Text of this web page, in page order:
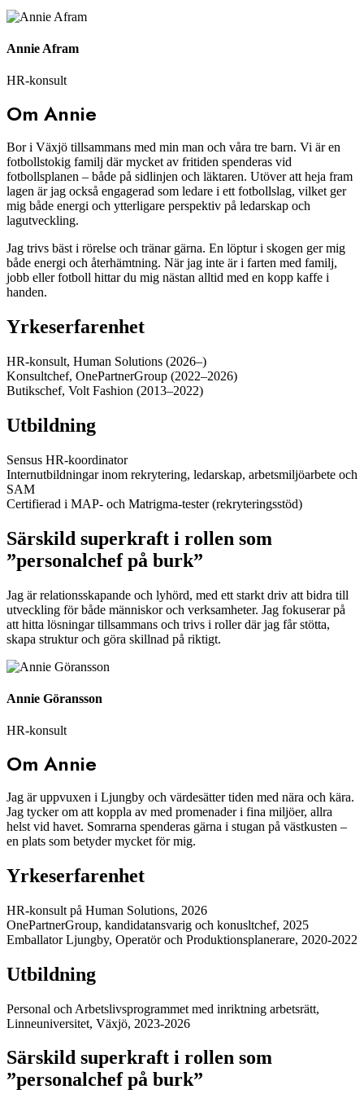
Annie Afram
HR-konsult
Om Annie
Bor i Växjö tillsammans med min man och våra tre barn. Vi är en
fotbollstokig familj där mycket av fritiden spenderas vid
fotbollsplanen – både på sidlinjen och läktaren. Utöver att heja fram
lagen är jag också engagerad som ledare i ett fotbollslag, vilket ger
mig både energi och ytterligare perspektiv på ledarskap och
lagutveckling.
Jag trivs bäst i rörelse och tränar gärna. En löptur i skogen ger mig
både energi och återhämtning. När jag inte är i farten med familj,
jobb eller fotboll hittar du mig nästan alltid med en kopp kaffe i
handen.
Yrkeserfarenhet
HR-konsult, Human Solutions (2026–)
Konsultchef, OnePartnerGroup (2022–2026)
Butikschef, Volt Fashion (2013–2022)
Utbildning
Sensus HR-koordinator
Internutbildningar inom rekrytering, ledarskap, arbetsmiljöarbete och
SAM
Certifierad i MAP- och Matrigma-tester (rekryteringsstöd)
Särskild superkraft i rollen som
”personalchef på burk”
Jag är relationsskapande och lyhörd, med ett starkt driv att bidra till
utveckling för både människor och verksamheter. Jag fokuserar på
att hitta lösningar tillsammans och trivs i roller där jag får stötta,
skapa struktur och göra skillnad på riktigt.
Annie Göransson
HR-konsult
Om Annie
Jag är uppvuxen i Ljungby och värdesätter tiden med nära och kära.
Jag tycker om att koppla av med promenader i fina miljöer, allra
helst vid havet. Somrarna spenderas gärna i stugan på västkusten –
en plats som betyder mycket för mig.
Yrkeserfarenhet
HR-konsult på Human Solutions, 2026
OnePartnerGroup, kandidatansvarig och konusltchef, 2025
Emballator Ljungby, Operatör och Produktionsplanerare, 2020-2022
Utbildning
Personal och Arbetslivsprogrammet med inriktning arbetsrätt,
Linneuniversitet, Växjö, 2023-2026
Särskild superkraft i rollen som
”personalchef på burk”